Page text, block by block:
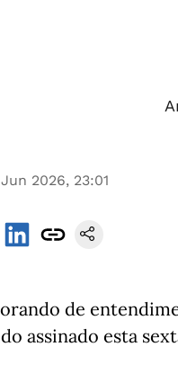
2026, 23:01
de
assinado esta